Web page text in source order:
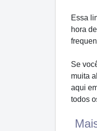
Essa
hora
Se
muita
aqui
todos